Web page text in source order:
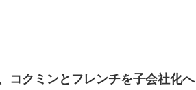
コクミンとフレンチを子会社化へ